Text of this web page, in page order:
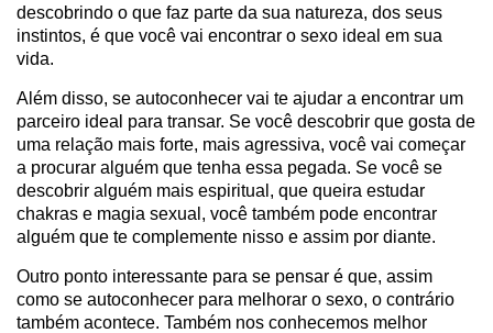
descobrindo o que faz parte da sua natureza, dos seus
instintos, é que você vai encontrar o sexo ideal em sua
vida.
Além disso, se autoconhecer vai te ajudar a encontrar um
parceiro ideal para transar. Se você descobrir que gosta de
uma relação mais forte, mais agressiva, você vai começar
a procurar alguém que tenha essa pegada. Se você se
descobrir alguém mais espiritual, que queira estudar
chakras e magia sexual, você também pode encontrar
alguém que te complemente nisso e assim por diante.
Outro ponto interessante para se pensar é que, assim
como se autoconhecer para melhorar o sexo, o contrário
também acontece. Também nos conhecemos melhor